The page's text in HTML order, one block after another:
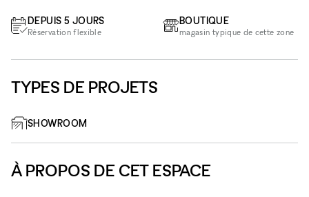
DEPUIS 5 JOURS
Réservation flexible
BOUTIQUE
magasin typique de cette zone
TYPES DE PROJETS
SHOWROOM
À PROPOS DE CET ESPACE